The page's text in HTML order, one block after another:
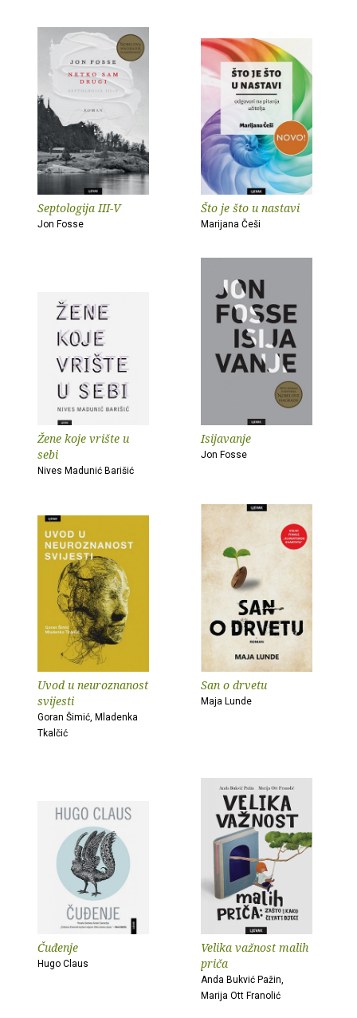
Septologija III-V
Jon Fosse
Što je što u nastavi
Marijana Češi
Žene koje vrište u
sebi
Nives Madunić Barišić
Isijavanje
Jon Fosse
Uvod u neuroznanost
svijesti
Goran Šimić, Mladenka
Tkalčić
San o drvetu
Maja Lunde
Čuđenje
Hugo Claus
Velika važnost malih
priča
Anda Bukvić Pažin,
Marija Ott Franolić